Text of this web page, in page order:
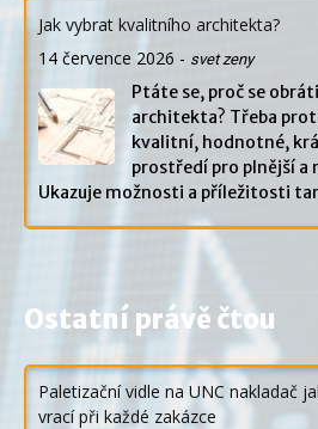
Jak vybrat kvalitního architekta?
14 července 2026 - svet zeny
Ptáte se, proč se
architekta? Třeba
kvalitní, hodnotné,
prostředí pro plnější a
Ukazuje možnosti a příležitosti
Ostatní právě čtou
Paletizační vidle na UNC nakladač
vrací při každé zakázce